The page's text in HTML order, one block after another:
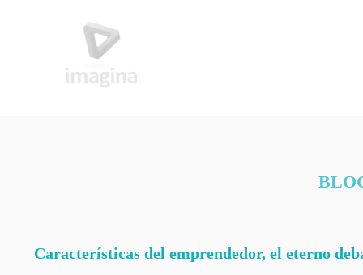
Características del emprendedor, el eterno